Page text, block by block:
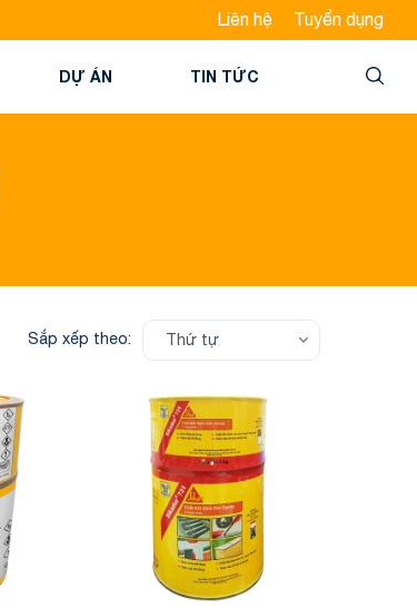
Liên hệ Tuyển dụng
DỰ ÁN TIN TỨC
Sắp xếp theo: Thứ tự